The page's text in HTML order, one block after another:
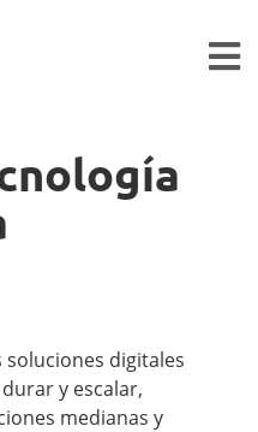
digitales
y escalar,
medianas y